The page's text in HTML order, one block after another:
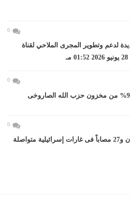
0
لدعم وتطوير المجرى الملاحي لقناة
0
0
4 شهداء بينهم طفلان و27 مصاباً فى غارات إسرائيلية متواصلة